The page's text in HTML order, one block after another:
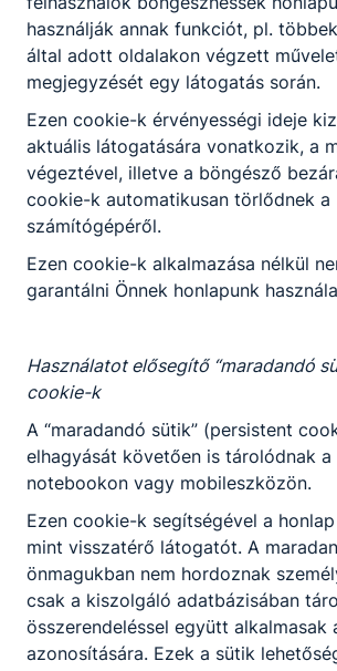
emelésére. Vagyis egy jó szakma
ugyanúgy lehetséges karrierutat
mint egy diploma. A jó
megbecsüli a társadalom. A
oktatás mind a szakképző
mind a technikumban
vállalati helyszínen, duális
valósul meg. Mivel a duális
kötött szakképzési
alapján a tanulókat munkabér
már tanulmányaik során
diákjainak ösztöndíj jár,
része egyösszegű pályakezdési
juttatásként kerül kifizetésre a
vizsga sikeres teljesítését
Minden iskolában más a
Az egyes iskolai, helyi szakmai
programok az óraszámok és a
használják annak funkciót, pl.
által adott oldalakon végzett
megjegyzését egy látogatás során.
Ezen cookie-k érvényességi ideje
aktuális látogatására vonatkozik, a
végeztével, illetve a böngésző
cookie-k automatikusan törlődnek a
számítógépéről.
Ezen cookie-k alkalmazása nélkül
garantálni Önnek honlapunk
Használatot elősegítő “maradandó
cookie-k
A “maradandó sütik” (persistent
elhagyását követően is tárolódnak a
notebookon vagy mobileszközön.
Ezen cookie-k segítségével a
mint visszatérő látogatót. A
önmagukban nem hordoznak
csak a kiszolgáló adatbázisában
összerendeléssel együtt alkalmasak
azonosítására. Ezek a sütik